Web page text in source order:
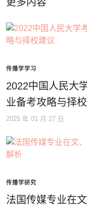
传播学学习
2022中国人民大
业备考攻略与择
2025 年 01 月 27 日
传播学研究
法国传媒专业在